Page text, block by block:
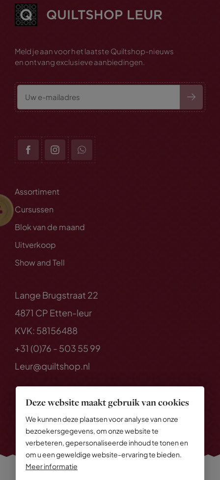
Deze website maakt gebruik van cookies
We kunnen deze plaatsen voor analyse van onze
bezoekersgegevens, om onze website te
verbeteren, gepersonaliseerde inhoud te tonen en
om u een geweldige website-ervaring te bieden.
Meer informatie
Meld je aan voor het laatste Quiltshop-nieuws
en ontvang exclusieve aanbiedingen.
Assortiment
Cursussen
Blok van de maand
Uitverkoop
Show and Tell
Lange Brugstraat 22
4871 CP Etten-leur
KVK: 58156488
+31 (0)76 - 503 55 99
Leur@quiltshop.nl